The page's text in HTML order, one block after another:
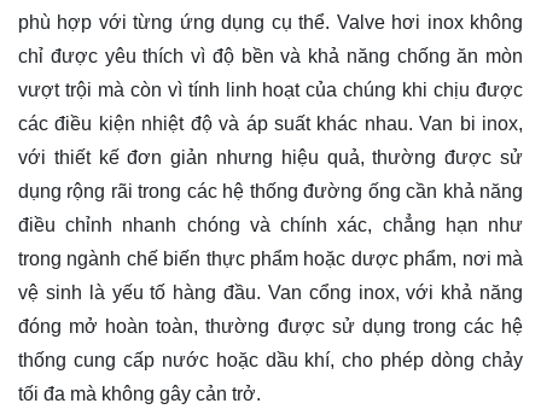
phù hợp với từng ứng dụng cụ thể. Valve hơi inox không
chỉ được yêu thích vì độ bền và khả năng chống ăn mòn
vượt trội mà còn vì tính linh hoạt của chúng khi chịu được
các điều kiện nhiệt độ và áp suất khác nhau. Van bi inox,
với thiết kế đơn giản nhưng hiệu quả, thường được sử
dụng rộng rãi trong các hệ thống đường ống cần khả năng
điều chỉnh nhanh chóng và chính xác, chẳng hạn như
trong ngành chế biến thực phẩm hoặc dược phẩm, nơi mà
vệ sinh là yếu tố hàng đầu. Van cổng inox, với khả năng
đóng mở hoàn toàn, thường được sử dụng trong các hệ
thống cung cấp nước hoặc dầu khí, cho phép dòng chảy
tối đa mà không gây cản trở.